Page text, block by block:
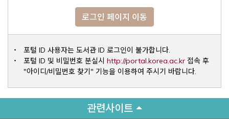
로그인 페이지 이동
포털 ID 사용자는 도서관 ID 로그인이 불가합니다.
포털 ID 및 비밀번호 분실시 http://portal.korea.ac.krOpens a
접속 후
"아이디/비밀번호 찾기" 기능을 이용하여 주시기 바랍니다.
관련사이트